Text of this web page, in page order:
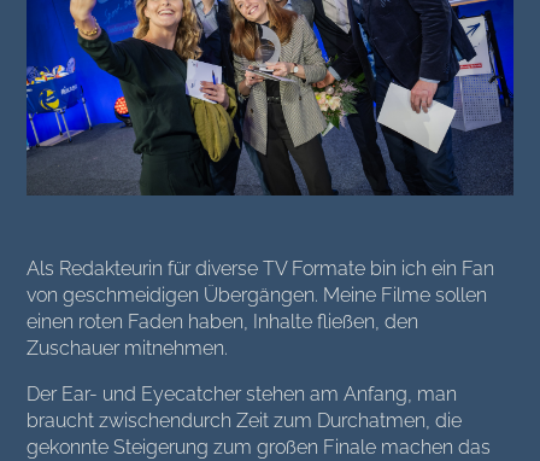
Als Redakteurin für diverse TV Formate bin ich ein Fan
von geschmeidigen Übergängen. Meine Filme sollen
einen roten Faden haben, Inhalte fließen, den
Zuschauer mitnehmen.
Der Ear- und Eyecatcher stehen am Anfang, man
braucht zwischendurch Zeit zum Durchatmen, die
gekonnte Steigerung zum großen Finale machen das